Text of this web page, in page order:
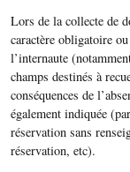
Lors de la collecte de
caractère obligatoire
l’internaute
champs destinés à
conséquences de
également indiquée
réservation sans
réservation, etc).